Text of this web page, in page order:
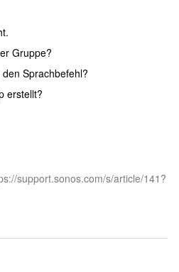
Gruppe?
Sprachbefehl?
erstellt?
support.sonos.com/s/article/141?